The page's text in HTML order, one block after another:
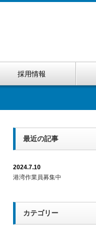
採用情報
最近の記事
2024.7.10
港湾作業員募集中
カテゴリー